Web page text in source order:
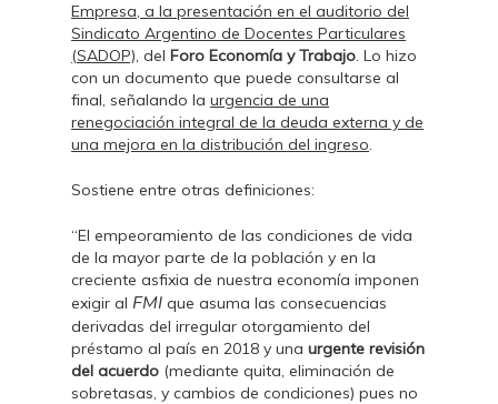
Empresa, a la presentación en el auditorio del
Sindicato Argentino de Docentes Particulares
(SADOP), delForo Economía y Trabajo. Lo hizo
con un documento que puede consultarse al
final, señalando laurgencia de una
renegociación integral de la deuda externa y de
una mejora en la distribución del ingreso.
Sostiene entre otras definiciones:
“El empeoramiento de las condiciones de vida
de la mayor parte de la población y en la
creciente asfixia de nuestra economía imponen
exigir al FMI que asuma las consecuencias
derivadas del irregular otorgamiento del
préstamo al país en 2018 y unaurgente revisión
del acuerdo (mediante quita, eliminación de
sobretasas, y cambios de condiciones) pues no